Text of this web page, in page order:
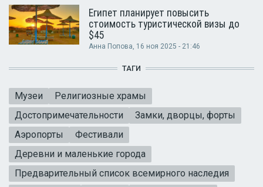
Египет планирует повысить
стоимость туристической визы до
$45
Анна Попова, 16 ноя 2025 - 21:46
ТАГИ
Музеи
Религиозные храмы
Достопримечательности
Замки, дворцы, форты
Аэропорты
Фестивали
Деревни и маленькие города
Предварительный список всемирного наследия